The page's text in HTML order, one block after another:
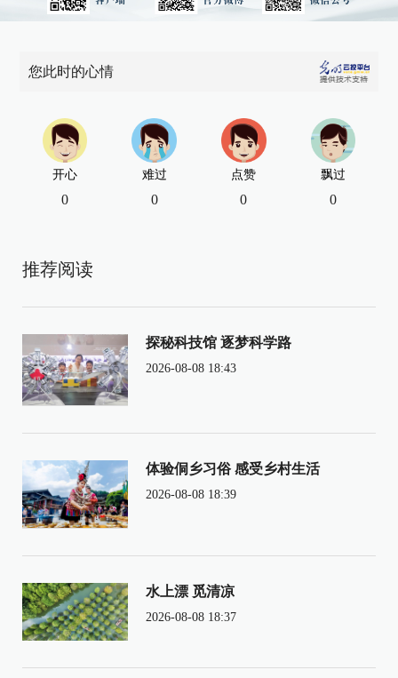
您此时的心情
开心
0
难过
0
点赞
0
飘过
0
推荐阅读
探秘科技馆 逐梦科学路
2026-08-08 18:43
体验侗乡习俗 感受乡村生活
2026-08-08 18:39
水上漂 觅清凉
2026-08-08 18:37